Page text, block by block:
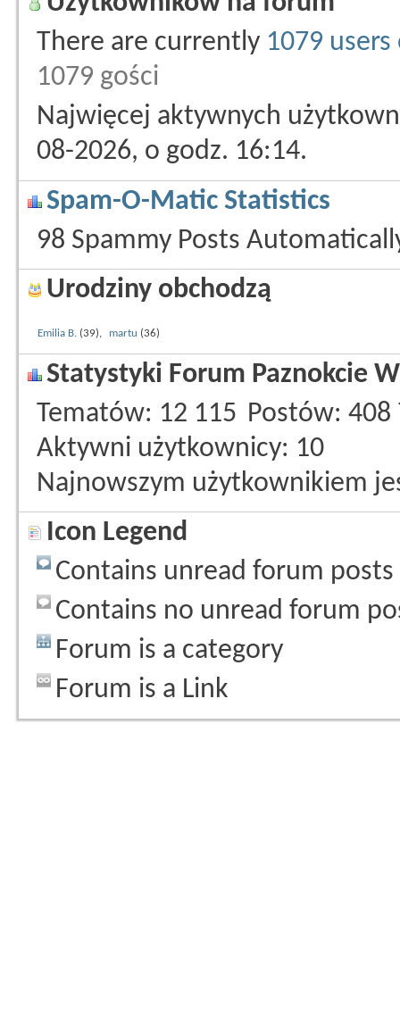
There are currently 1079
1079 gości
Najwięcej aktywnych
08-2026, o godz. 16:14.
Spam-O-Matic Statistics
98 Spammy Posts
Urodziny obchodzą
Emilia B. (39), martu (36)
Statystyki Forum Paznokcie
Tematów 12 115 Postów 408
Aktywni użytkownicy 10
Najnowszym użytkownikiem
Icon Legend
Contains unread forum posts
Contains no unread forum
Forum is a category
Forum is a Link